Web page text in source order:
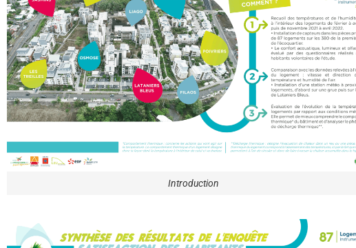
Introduction